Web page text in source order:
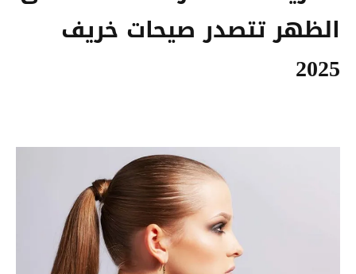
الظهر تتصدر صيحات خريف
2025